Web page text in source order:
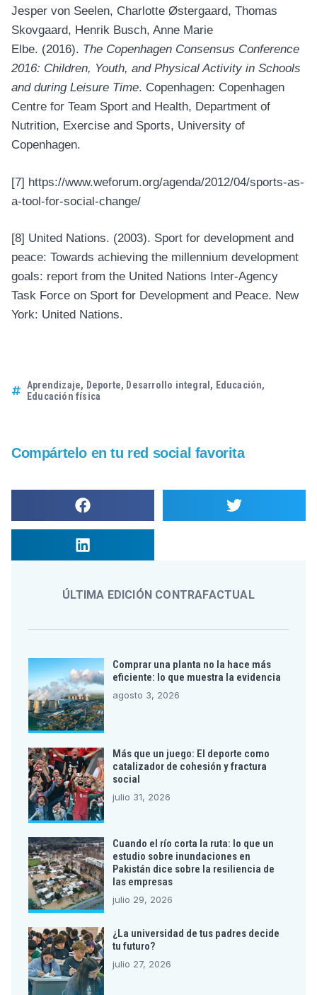
Jesper von Seelen, Charlotte Østergaard, Thomas
Skovgaard, Henrik Busch, Anne Marie
Elbe. (2016). The Copenhagen Consensus Conference
2016: Children, Youth, and Physical Activity in Schools
and during Leisure Time. Copenhagen: Copenhagen
Centre for Team Sport and Health, Department of
Nutrition, Exercise and Sports, University of
Copenhagen.
[7] https://www.weforum.org/agenda/2012/04/sports-as-
a-tool-for-social-change/
[8] United Nations. (2003). Sport for development and
peace: Towards achieving the millennium development
goals: report from the United Nations Inter-Agency
Task Force on Sport for Development and Peace. New
York: United Nations.
Aprendizaje, Deporte, Desarrollo integral , Educación,
Educación física
Compártelo en tu red social favorita
ÚLTIMA EDICIÓN CONTRAFACTUAL
Comprar una planta no la hace más
eficiente: lo que muestra la evidencia
agosto 3, 2026
Más que un juego: El deporte como
catalizador de cohesión y fractura
social
julio 31, 2026
Cuando el río corta la ruta: lo que un
estudio sobre inundaciones en
Pakistán dice sobre la resiliencia de
las empresas
julio 29, 2026
¿La universidad de tus padres decide
tu futuro?
julio 27, 2026